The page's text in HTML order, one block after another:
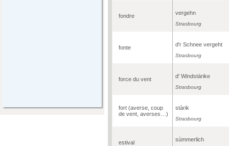
fondre vergehn
Strasbourg
fonte d'r Schnee vergeht
Strasbourg
force du vent d' Windstärike
Strasbourg
fort (averse, coup
de vent, averses…)
stàrik
Strasbourg
estival sùmmerlich